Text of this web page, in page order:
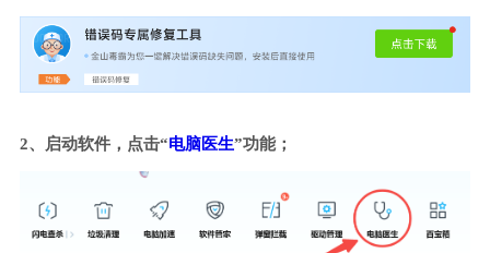
2、启动软件，点击“电脑医生”功能；